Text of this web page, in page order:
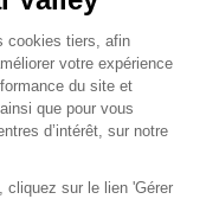
du
cookies tiers, afin
votre expérience
du site et
que pour vous
d’intérêt, sur notre
cliquez sur le lien 'Gérer
vous